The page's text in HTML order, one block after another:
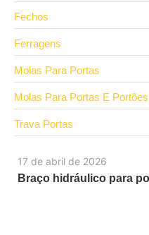
17 de abril de 2026
Braço hidráulico para
Fechos
Ferragens
Molas Para Portas
Molas Para Portas E Portões
Trava Portas